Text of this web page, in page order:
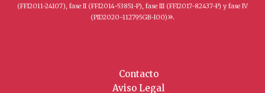
(FFI2011-24107), fase II (FFI2014-53851-P), fase III (FFI2017-82437-P) y fase IV
(PID2020-112795GB-I00)».
Contacto
Aviso Legal